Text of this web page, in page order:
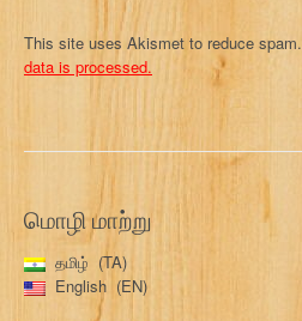
This site uses Akismet to reduce spam.
data is processed.
மொழி மாற்று
தமிழ்
TA
English
EN